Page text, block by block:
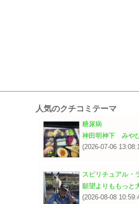
人気のクチコミテーマ
糖尿病
神田明神下 みや
(2026-07-06
スピリチュアル・
願望よりももっと
(2026-08-08